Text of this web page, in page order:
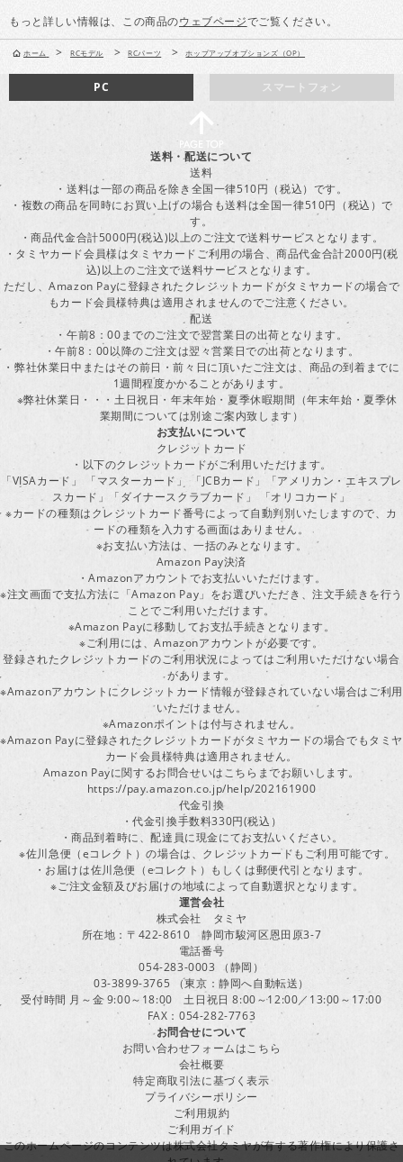
もっと詳しい情報は、この商品のウェブページでご覧ください。
ホーム > RCモデル > RCパーツ > ホップアップオプションズ（OP）
スマートフォン
PC
送料・配送について
送料
・送料は一部の商品を除き全国一律510円（税込）です。
・複数の商品を同時にお買い上げの場合も送料は全国一律510円（税込）で
す。
・商品代金合計5000円(税込)以上のご注文で送料サービスとなります。
・タミヤカード会員様はタミヤカードご利用の場合、商品代金合計2000円(税
込)以上のご注文で送料サービスとなります。
ただし、Amazon Payに登録されたクレジットカードがタミヤカードの場合で
もカード会員様特典は適用されませんのでご注意ください。
配送
・午前8：00までのご注文で翌営業日の出荷となります。
・午前8：00以降のご注文は翌々営業日での出荷となります。
・弊社休業日中またはその前日・前々日に頂いたご注文は、商品の到着までに
1週間程度かかることがあります。
※弊社休業日・・・土日祝日・年末年始・夏季休暇期間（年末年始・夏季休
業期間については別途ご案内致します）
お支払いについて
クレジットカード
・以下のクレジットカードがご利用いただけます。
「VISAカード」 「マスターカード」 「JCBカード」「アメリカン・エキスプレ
スカード」「ダイナースクラブカード」 「オリコカード」
※カードの種類はクレジットカード番号によって自動判別いたしますので、カ
ードの種類を入力する画面はありません。
※お支払い方法は、一括のみとなります。
Amazon Pay決済
・Amazonアカウントでお支払いいただけます。
※注文画面で支払方法に「Amazon Pay」をお選びいただき、注文手続きを行う
ことでご利用いただけます。
※Amazon Payに移動してお支払手続きとなります。
※ご利用には、Amazonアカウントが必要です。
登録されたクレジットカードのご利用状況によってはご利用いただけない場合
があります。
※Amazonアカウントにクレジットカード情報が登録されていない場合はご利用
いただけません。
※Amazonポイントは付与されません。
※Amazon Payに登録されたクレジットカードがタミヤカードの場合でもタミヤ
カード会員様特典は適用されません。
Amazon Payに関するお問合せいはこちらまでお願いします。
https://pay.amazon.co.jp/help/202161900
代金引換
・代金引換手数料330円(税込）
・商品到着時に、配達員に現金にてお支払いください。
※佐川急便（eコレクト）の場合は、クレジットカードもご利用可能です。
・お届けは佐川急便（eコレクト）もしくは郵便代引となります。
※ご注文金額及びお届けの地域によって自動選択となります。
運営会社
株式会社 タミヤ
所在地：〒422-8610 静岡市駿河区恩田原3-7
電話番号
054-283-0003 （静岡）
03-3899-3765 （東京：静岡へ自動転送）
受付時間 月～金 9:00～18:00 土日祝日 8:00～12:00／13:00～17:00
FAX：054-282-7763
お問合せについて
お問い合わせフォームはこちら
会社概要
特定商取引法に基づく表示
プライバシーポリシー
ご利用規約
ご利用ガイド
このホームページのコンテンツは株式会社タミヤが有する著作権により保護さ